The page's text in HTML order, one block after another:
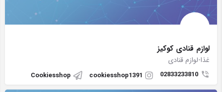
لوازم قنادی کوکیز
غذا-لوازم قنادی
02833233810
cookiesshop1391
Cookiesshop